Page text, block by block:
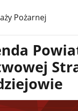
Pożarnej